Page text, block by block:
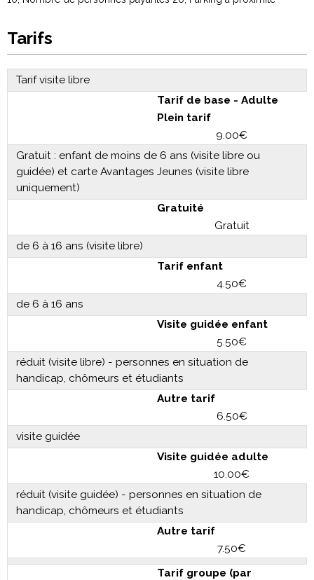
Tarifs
Tarif visite libre
Tarif de base - Adulte
Plein tarif
9.00€
Gratuit : enfant de moins de 6 ans (visite libre ou
guidée) et carte Avantages Jeunes (visite libre
uniquement)
Gratuité
Gratuit
de 6 à 16 ans (visite libre)
Tarif enfant
4.50€
de 6 à 16 ans
Visite guidée enfant
5.50€
réduit (visite libre) - personnes en situation de
handicap, chômeurs et étudiants
Autre tarif
6.50€
visite guidée
Visite guidée adulte
10.00€
réduit (visite guidée) - personnes en situation de
handicap, chômeurs et étudiants
Autre tarif
7.50€
Tarif groupe (par